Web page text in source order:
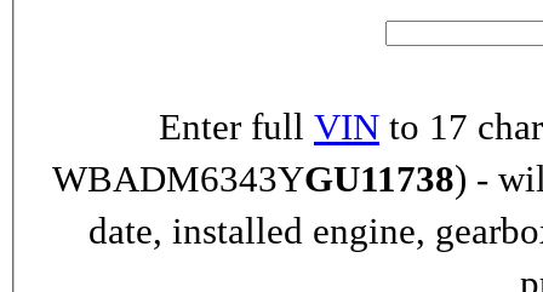
Enter full VIN to 17
WBADM6343YGU11738) -
date, installed engine,